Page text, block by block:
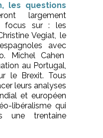
les questions
largement
focus sur : les
Vegiat, le
avec
Michel Cahen
au Portugal,
le Brexit. Tous
leurs analyses
et européen
libéralisme qui
une trentaine